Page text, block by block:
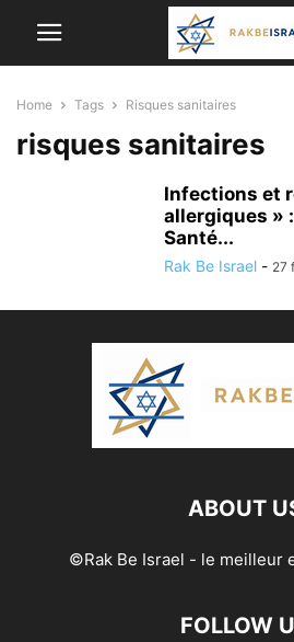
Home Tags Risques sanitaires
risques sanitaires
Infections et
allergiques »
Santé...
Rak Be Israel - 27
ABOUT
©Rak Be Israel - le meilleur
FOLLOW